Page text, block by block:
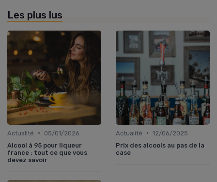
Les plus lus
Actualité •
05/01/2026
Alcool à 95 pour liqueur
france : tout ce que vous
devez savoir
Actualité • 12/06/2025
Prix des alcools au pas de la
case